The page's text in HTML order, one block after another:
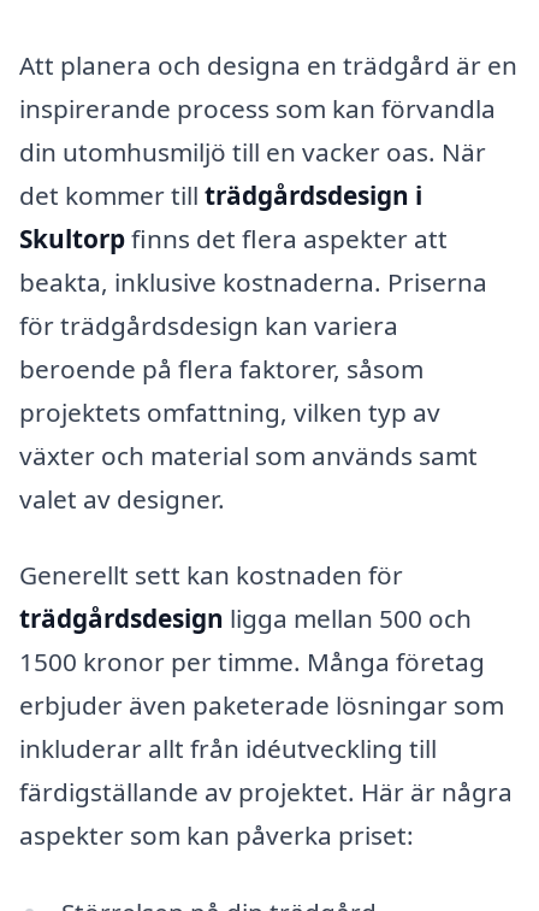
Att planera och designa en trädgård är en
inspirerande process som kan förvandla
din utomhusmiljö till en vacker oas. När
det kommer till trädgårdsdesign i
Skultorpfinns det flera aspekter att
beakta, inklusive kostnaderna. Priserna
för trädgårdsdesign kan variera
beroende på flera faktorer, såsom
projektets omfattning, vilken typ av
växter och material som används samt
valet av designer.
Generellt sett kan kostnaden för
trädgårdsdesign ligga mellan 500 och
1500 kronor per timme. Många företag
erbjuder även paketerade lösningar som
inkluderar allt från idéutveckling till
färdigställande av projektet. Här är några
aspekter som kan påverka priset: